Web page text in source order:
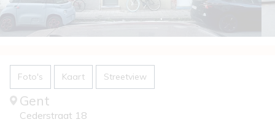
Gent
Cederstraat 18
Foto's Kaart Streetview